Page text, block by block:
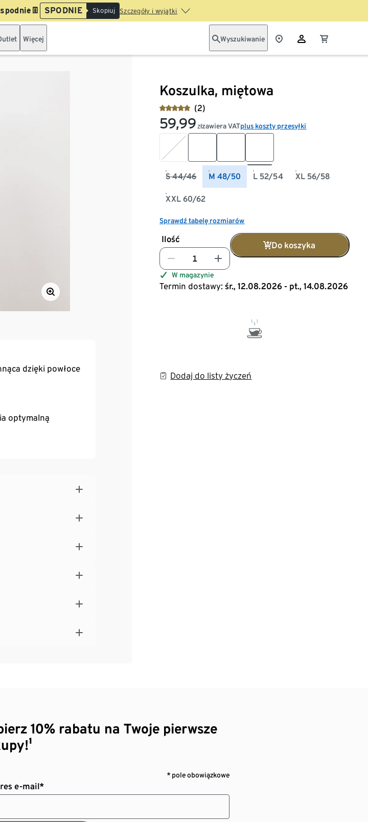
SPODNIE Skopiuj Szczegóły i wyjątki
Więcej Wyszukiwanie
Koszulka, miętowa
(2)
59,99 złzawiera VATplus koszty przesyłki
S 44/46 M 48/50 L 52/54 XL 56/58
XXL 60/62
Sprawdź tabelę rozmiarów
Ilość
Do koszyka
W magazynie
Termin dostawy: śr., 12.08.2026 - pt., 14.08.2026
Dodaj do listy życzeń
dzięki powłoce
optymalną
10% rabatu na Twoje pierwsze
* pole obowiązkowe
e-mail*